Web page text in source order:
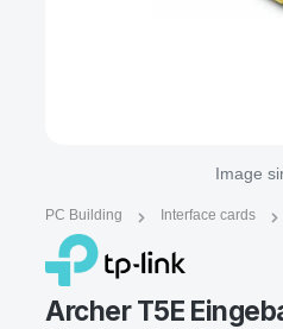
Image
PC Building Interface cards
Archer T5E